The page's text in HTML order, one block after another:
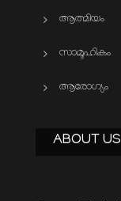
ആത്മിയം
സാമൂഹികം
ആരോഗ്യം
ABOUT US